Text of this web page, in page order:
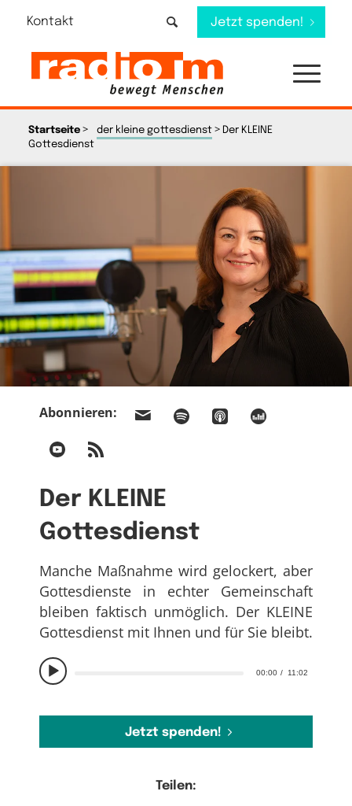
Kontakt Jetzt spenden!
Startseite> der kleine gottesdienst> Der KLEINE
Gottesdienst
Abonnieren:
Der KLEINE
Gottesdienst
00:00 11:02
Manche Maßnahme wird gelockert, aber
Gottesdienste in echter Gemeinschaft
bleiben faktisch unmöglich. Der KLEINE
Gottesdienst mit Ihnen und für Sie bleibt.
Jetzt spenden!
Teilen: